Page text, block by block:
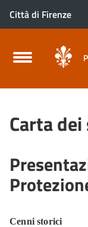
Città di Firenze
Carta
Cenni storici